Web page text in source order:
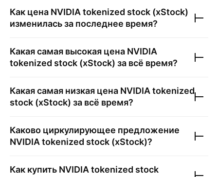
Как цена NVIDIA tokenized stock (xStock)
изменилась за последнее время?
Какая самая высокая цена NVIDIA
tokenized stock (xStock) за всё время?
Какая самая низкая цена NVIDIA tokenized
stock (xStock) за всё время?
Каково циркулирующее предложение
NVIDIA tokenized stock (xStock)?
Как купить NVIDIA tokenized stock